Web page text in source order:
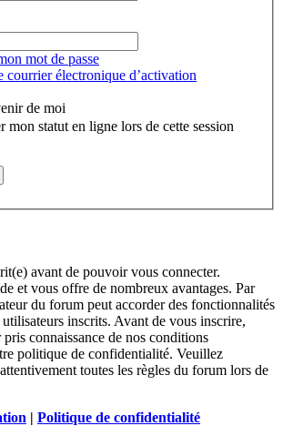
mot de passe
courrier électronique d’activation
de moi
mon statut en ligne lors de cette session
avant de pouvoir vous connecter.
et vous offre de nombreux avantages. Par
du forum peut accorder des fonctionnalités
inscrits. Avant de vous inscrire,
pris connaissance de nos conditions
politique de confidentialité. Veuillez
toutes les règles du forum lors de
| Politique de confidentialité